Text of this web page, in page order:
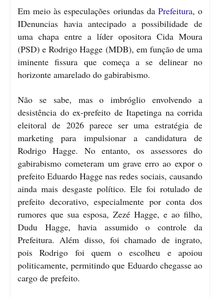
Em meio às especulações oriundas da Prefeitura, o
IDenuncias havia antecipado a possibilidade de
uma chapa entre a líder opositora Cida Moura
(PSD) e Rodrigo Hagge (MDB), em função de uma
iminente fissura que começa a se delinear no
horizonte amarelado do gabirabismo.
Não se sabe, mas o imbróglio envolvendo a
desistência do ex-prefeito de Itapetinga na corrida
eleitoral de 2026 parece ser uma estratégia de
marketing para impulsionar a candidatura de
Rodrigo Hagge. No entanto, os assessores do
gabirabismo cometeram um grave erro ao expor o
prefeito Eduardo Hagge nas redes sociais, causando
ainda mais desgaste político. Ele foi rotulado de
prefeito decorativo, especialmente por conta dos
rumores que sua esposa, Zezé Hagge, e ao filho,
Dudu Hagge, havia assumido o controle da
Prefeitura. Além disso, foi chamado de ingrato,
pois Rodrigo foi quem o escolheu e apoiou
politicamente, permitindo que Eduardo chegasse ao
cargo de prefeito.